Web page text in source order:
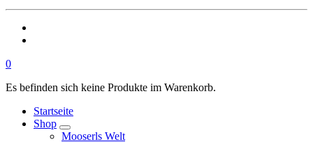
0
Es befinden sich keine Produkte im Warenkorb.
Startseite
Shop
Mooserls Welt